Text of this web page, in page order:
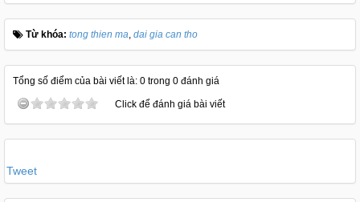
Từ khóa: tong thien ma, dai gia can tho
Tổng số điểm của bài viết là: 0 trong 0 đánh giá
Click để đánh giá bài viết
Tweet